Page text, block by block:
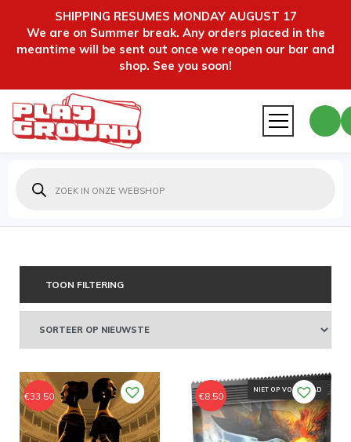
SHIPPING RESUMES MONDAY AUGUST 17
We are on Summer break. Any orders placed in the
meantime will be sent out once we reopen our bar and
shop. See you soon!
zoeken
TOON FILTERING
€33,50
NIET OP VOORRAAD
€8,50